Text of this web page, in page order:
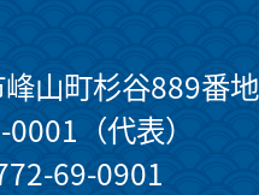
山町杉谷889番地
（代表）
69-0901